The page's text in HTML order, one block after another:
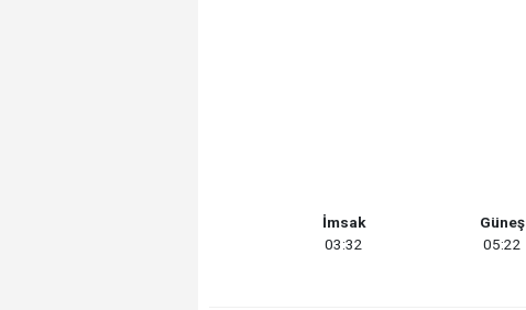
İmsak
03:32
Güneş
05:22